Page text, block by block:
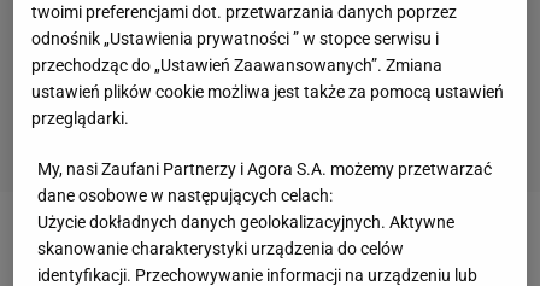
Uwaga, hit! Sukienki na sylwestra 2025:
luksusowe kreacje w przyjaznym dla portfela
wydaniu
twoimi preferencjami dot. przetwarzania danych poprzez
odnośnik „Ustawienia prywatności ” w stopce serwisu i
przechodząc do „Ustawień Zaawansowanych”. Zmiana
ustawień plików cookie możliwa jest także za pomocą ustawień
przeglądarki.
My, nasi Zaufani Partnerzy i Agora S.A. możemy przetwarzać
dane osobowe w następujących celach:
Użycie dokładnych danych geolokalizacyjnych. Aktywne
skanowanie charakterystyki urządzenia do celów
identyfikacji. Przechowywanie informacji na urządzeniu lub